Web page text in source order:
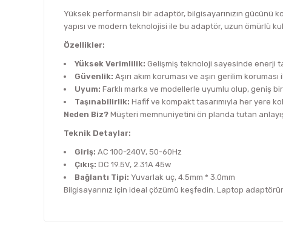
Yüksek performanslı bir adaptör, bilgisayarınızın gücünü
yapısı ve modern teknolojisi ile bu adaptör, uzun ömürlü
Özellikler:
Yüksek Verimlilik: Gelişmiş teknoloji sayesinde enerji
Güvenlik: Aşırı akım koruması ve aşırı gerilim
Uyum: Farklı marka ve modellerle uyumlu olup, geniş
Taşınabilirlik: Hafif ve kompakt tasarımıyla her yere
Neden Biz? Müşteri memnuniyetini ön planda tutan
Teknik Detaylar:
Giriş: AC 100-240V, 50-60Hz
Çıkış: DC 19.5V, 2.31A 45w
Bağlantı Tipi: Yuvarlak uç, 4.5mm * 3.0mm
Bilgisayarınız için ideal çözümü keşfedin. Laptop